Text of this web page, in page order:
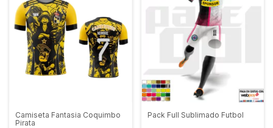
Camiseta Fantasia Coquimbo
Pirata
Pack Full Sublimado Futbol